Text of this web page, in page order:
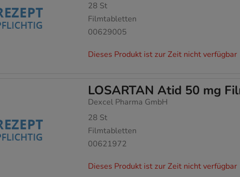
28 St
Filmtabletten
00629005
Dieses Produkt ist zur Zeit nicht verfügbar
LOSARTAN Atid 50 mg
Dexcel Pharma GmbH
28 St
Filmtabletten
00621972
Dieses Produkt ist zur Zeit nicht verfügbar